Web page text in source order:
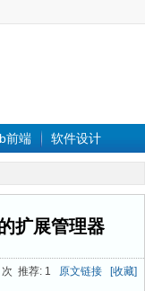
前端 软件设计
扩展管理器
次 推荐: 1 原文链接 [收藏]